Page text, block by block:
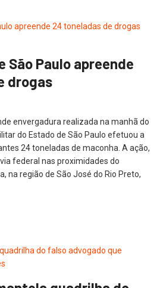
São Paulo apreende
drogas
envergadura realizada na manhã do
do Estado de São Paulo efetuou a
24 toneladas de maconha. A ação,
federal nas proximidades do
na região de São José do Rio Preto,